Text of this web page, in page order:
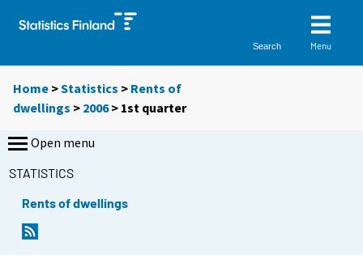
Search Menu
Home >Statistics > Rents of
dwellings > 2006> 1st quarter
Open menu
STATISTICS
Rents of dwellings